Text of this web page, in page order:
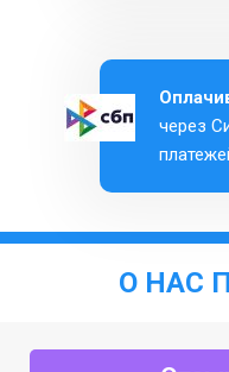
через
О НАС